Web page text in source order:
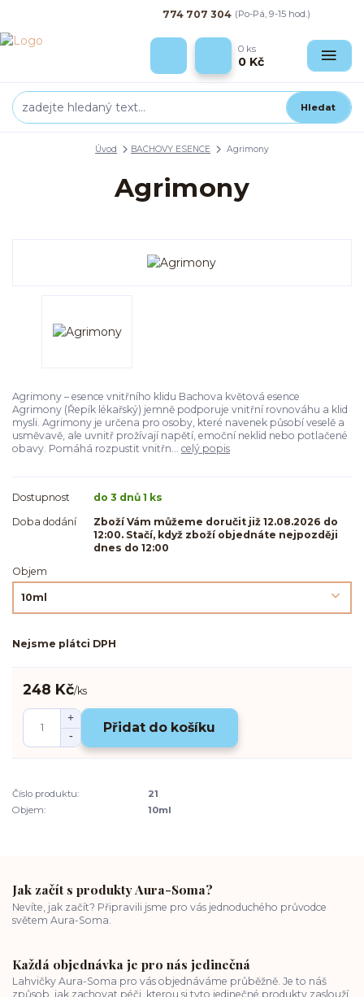
Hledat
774 707 304 (Po-Pá, 9-15 hod.)
0 ks
0 Kč
Úvod BACHOVY ESENCE Agrimony
Agrimony
Agrimony – esence vnitřního klidu Bachova květová esence
Agrimony (Řepík lékařský) jemně podporuje vnitřní rovnováhu a klid
mysli. Agrimony je určena pro osoby, které navenek působí veselě a
usměvavě, ale uvnitř prožívají napětí, emoční neklid nebo potlačené
obavy. Pomáhá rozpustit vnitřn... celý popis
Dostupnost
do 3 dnů 1 ks
Doba dodání
Zboží Vám můžeme doručit již 12.08.2026 do
12:00. Stačí, když zboží objednáte nejpozději
dnes do 12:00
Objem
Nejsme plátci DPH
248 Kč/ks
Přidat do košíku
Číslo produktu:
21
Objem:
10ml
Jak začít s produkty Aura-Soma?
Nevíte, jak začít? Připravili jsme pro vás jednoduchého průvodce
světem Aura-Soma.
Každá objednávka je pro nás jedinečná
Lahvičky Aura-Soma pro vás objednáváme průběžně. Je to náš
způsob, jak zachovat péči, kterou si tyto jedinečné produkty zaslouží.